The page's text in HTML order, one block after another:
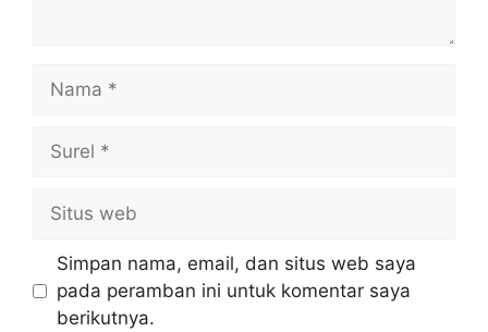
Nama
Surel
Situs
web
Simpan nama, email, dan situs web saya
pada peramban ini untuk komentar saya
berikutnya.